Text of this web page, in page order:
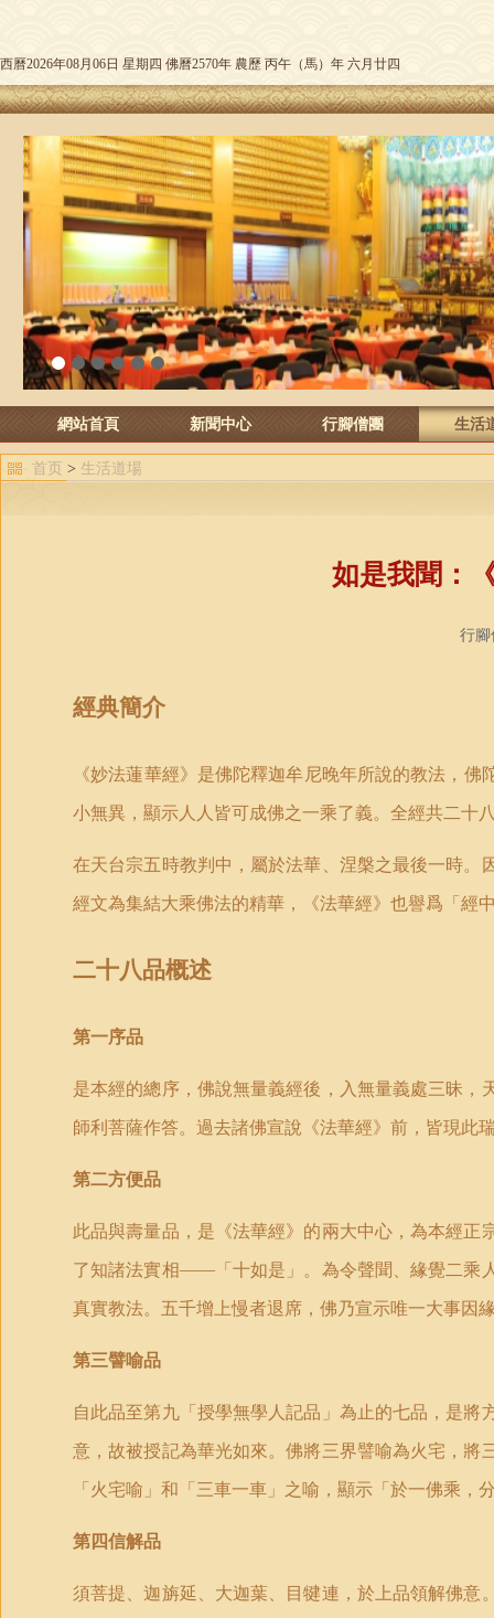
西曆2026年08月06日 星期四 佛曆2570年 農歷 丙午（馬）年 六月廿四
1 2 3 4 5 6
網站首頁 新聞中心 行腳僧團 生活
首页 > 生活道場
如是我聞：
行腳
經典簡介
《妙法蓮華經》是佛陀釋迦牟尼晚年所說的教法，佛
小無異，顯示人人皆可成佛之一乘了義。全經共二十
在天台宗五時教判中，屬於法華、涅槃之最後一時
經文為集結大乘佛法的精華，《法華經》也譽爲「經
二十八品概述
第一序品
是本經的總序，佛說無量義經後，入無量義處三昧
師利菩薩作答。過去諸佛宣說《法華經》前，皆現此
第二方便品
此品與壽量品，是《法華經》的兩大中心，為本經
了知諸法實相——「十如是」。為令聲聞、緣覺二乘
真實教法。五千增上慢者退席，佛乃宣示唯一大事因
第三譬喻品
自此品至第九「授學無學人記品」為止的七品，是
意，故被授記為華光如來。佛將三界譬喻為火宅，
「火宅喻」和「三車一車」之喻，顯示「於一佛乘
第四信解品
須菩提、迦旃延、大迦葉、目犍連，於上品領解佛